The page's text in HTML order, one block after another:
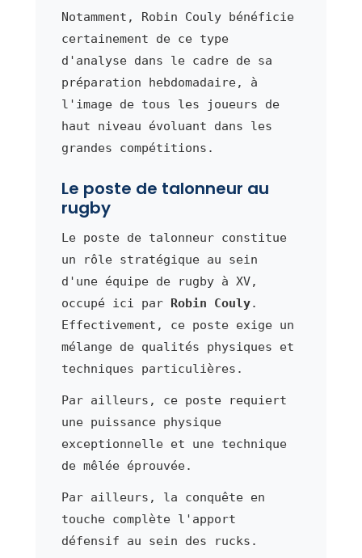
Notamment, Robin Couly bénéficie
certainement de ce type
d'analyse dans le cadre de sa
préparation hebdomadaire, à
l'image de tous les joueurs de
haut niveau évoluant dans les
grandes compétitions.
Le poste de talonneur au
rugby
Le poste de talonneur constitue
un rôle stratégique au sein
d'une équipe de rugby à XV,
occupé ici par Robin Couly.
Effectivement, ce poste exige un
mélange de qualités physiques et
techniques particulières.
Par ailleurs, ce poste requiert
une puissance physique
exceptionnelle et une technique
de mêlée éprouvée.
Par ailleurs, la conquête en
touche complète l'apport
défensif au sein des rucks.